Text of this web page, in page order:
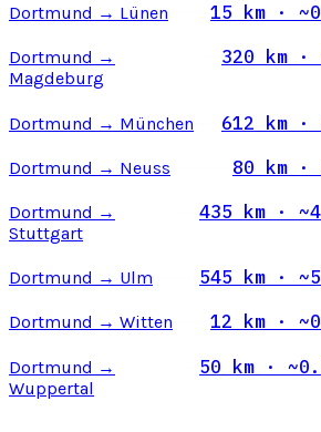
Dortmund → Lünen 15 km ·
Dortmund →
Magdeburg
320 km ·
Dortmund → München 612 km ·
Dortmund → Neuss 80 km ·
Dortmund →
Stuttgart
435 km ·
Dortmund → Ulm 545 km ·
Dortmund → Witten 12 km ·
Dortmund →
Wuppertal
50 km ·